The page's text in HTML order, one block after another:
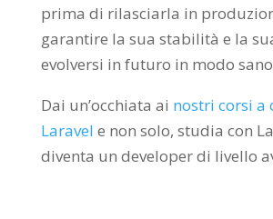
prima di rilasciarla in
garantire la sua stabilità e la
evolversi in futuro in modo
Dai un’occhiata ai nostri corsi a
Laravel e non solo, studia con
diventa un developer di livello